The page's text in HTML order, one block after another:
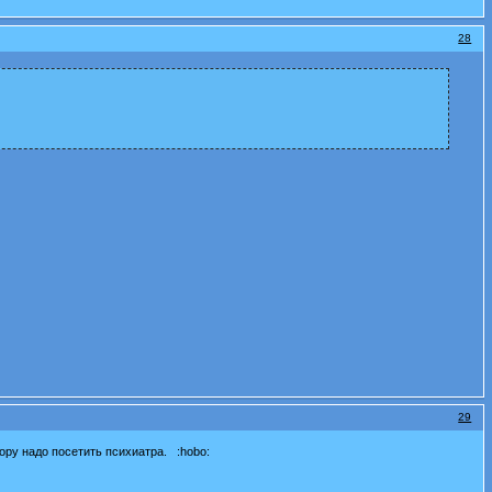
28
29
надо посетить психиатра. :hobo: